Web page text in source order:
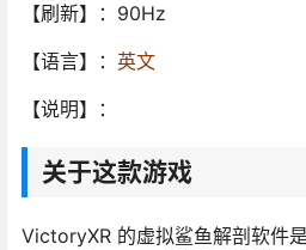
【刷新】：90Hz
【语言】： 英文
【说明】：
关于这款游戏
VictoryXR 的虚拟鲨鱼解剖软件